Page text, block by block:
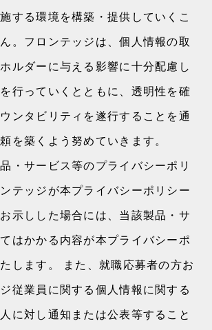
する環境を構築・提供していくこ
。フロンテッジは、個人情報の取
ルダーに与える影響に十分配慮し
行っていくとともに、透明性を確
ンタビリティを遂行することを通
を築くよう努めていきます。
・サービス等のプライバシーポリ
テッジが本プライバシーポリシー
示しした場合には、当該製品・サ
はかかる内容が本プライバシーポ
します。 また、就職応募者の方お
従業員に関する個人情報に関する
に対し通知または公表等すること